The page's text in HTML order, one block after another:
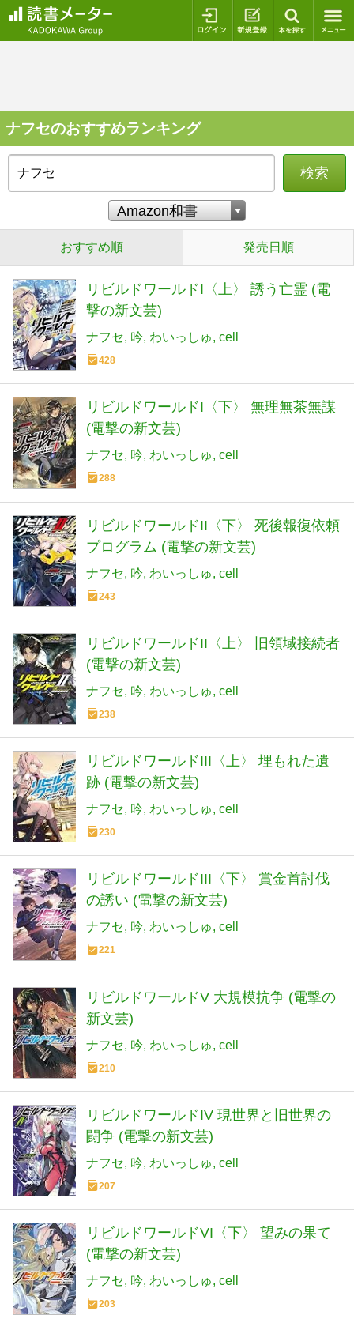
ログイン 新規登録
ナフセのおすすめランキング
検索
おすすめ順 発売日順
リビルドワールドI〈上〉 誘う亡霊 (電
撃の新文芸)
ナフセ 吟 わいっしゅ cell
428
リビルドワールドI〈下〉 無理無茶無謀
(電撃の新文芸)
ナフセ 吟 わいっしゅ cell
288
リビルドワールドII〈下〉 死後報復依頼
プログラム (電撃の新文芸)
ナフセ 吟 わいっしゅ cell
243
リビルドワールドII〈上〉 旧領域接続者
(電撃の新文芸)
ナフセ 吟 わいっしゅ cell
238
リビルドワールドIII〈上〉 埋もれた遺
跡 (電撃の新文芸)
ナフセ 吟 わいっしゅ cell
230
リビルドワールドIII〈下〉 賞金首討伐
の誘い (電撃の新文芸)
ナフセ 吟 わいっしゅ cell
221
リビルドワールドV 大規模抗争 (電撃の
新文芸)
ナフセ 吟 わいっしゅ cell
210
リビルドワールドIV 現世界と旧世界の
闘争 (電撃の新文芸)
ナフセ 吟 わいっしゅ cell
207
リビルドワールドVI〈下〉 望みの果て
(電撃の新文芸)
ナフセ 吟 わいっしゅ cell
203